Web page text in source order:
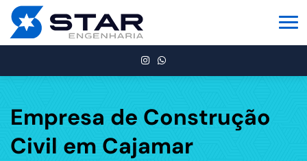
Empresa de Construção
Civil em Cajamar